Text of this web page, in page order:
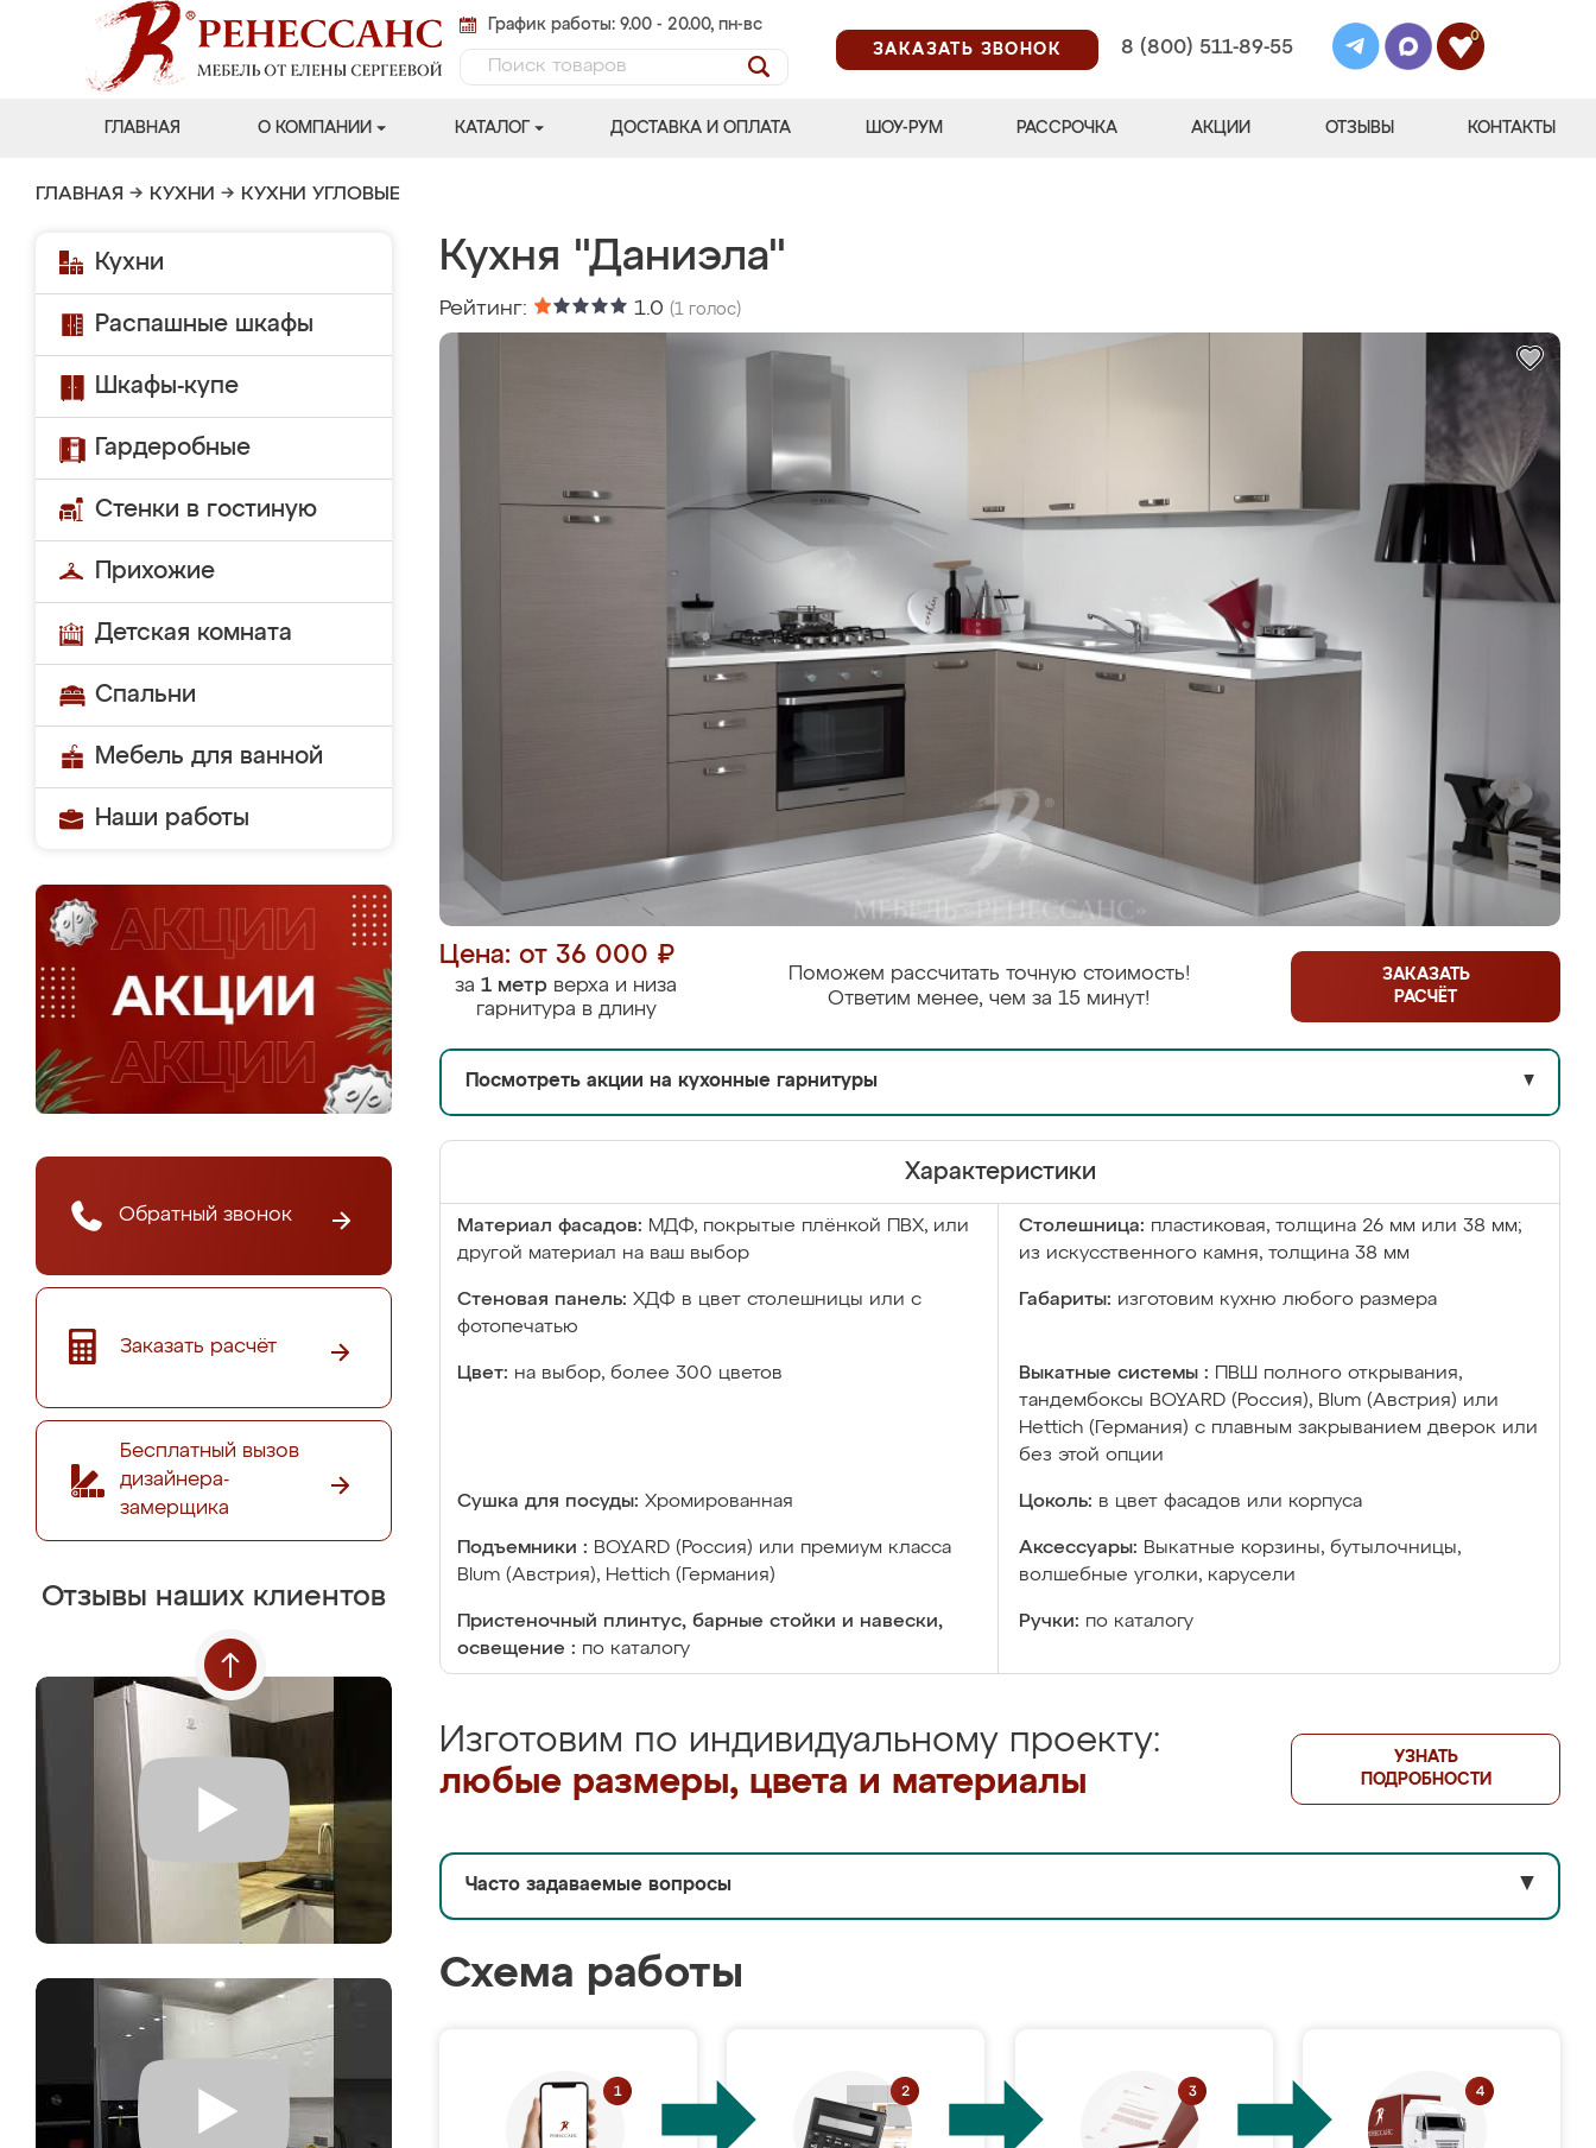
График работы: 9.00 - 20.00, пн-вс
ЗАКАЗАТЬ ЗВОНОК
8 (800) 511-89-55
0
ГЛАВНАЯ О КОМПАНИИ КАТАЛОГ ДОСТАВКА И ОПЛАТА ШОУ-РУМ РАССРОЧКА АКЦИИ ОТЗЫВЫ КОНТАКТЫ
ГЛАВНАЯ → КУХНИ → КУХНИ УГЛОВЫЕ
Кухни
Распашные шкафы
Шкафы-купе
Гардеробные
Стенки в гостиную
Прихожие
Детская комната
Спальни
Мебель для ванной
Наши работы
Обратный звонок
Заказать расчёт
Бесплатный вызов
дизайнера-
замерщика
Отзывы наших клиентов
Кухня "Даниэла"
Рейтинг: 1.0 (1 голос)
Цена: от 36 000 ₽
за 1 метр верха и низа
гарнитура в длину
Поможем рассчитать точную стоимость!
Ответим менее, чем за 15 минут!
ЗАКАЗАТЬ
РАСЧЁТ
Посмотреть акции на кухонные гарнитуры ▼
Характеристики
Материал фасадов: МДФ, покрытые плёнкой ПВХ, или
другой материал на ваш выбор
Столешница: пластиковая, толщина 26 мм или 38 мм;
из искусственного камня, толщина 38 мм
Стеновая панель: ХДФ в цвет столешницы или с
фотопечатью
Габариты: изготовим кухню любого размера
Цвет: на выбор, более 300 цветов Выкатные системы :
ПВШ полного открывания,
тандембоксы BOYARD (Россия), Blum (Австрия) или
Hettich (Германия) с плавным закрыванием дверок или
без этой опции
Сушка для посуды: Хромированная Цоколь: в цвет фасадов или корпуса
Подъемники : BOYARD (Россия) или премиум класса
Blum (Австрия), Hettich (Германия)
Аксессуары: Выкатные корзины, бутылочницы,
волшебные уголки, карусели
Пристеночный плинтус, барные стойки и навески,
освещение : по каталогу
Ручки: по каталогу
Изготовим по индивидуальному проекту:
любые размеры, цвета и материалы
УЗНАТЬ
ПОДРОБНОСТИ
Часто задаваемые вопросы ▼
Схема работы